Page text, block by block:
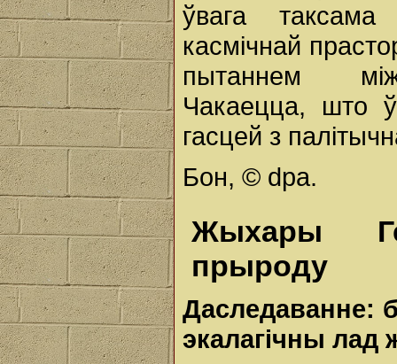
ўвага
касмічнай
пытаннем
Чакаецца, што
гасцей з
Бон, © dpa.
Жыхары
прыроду
Даследаванне:
экалагічны лад